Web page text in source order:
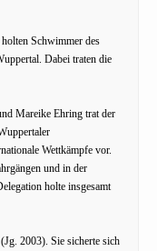
Schwimmer des
Dabei traten die
Mareike Ehring trat der
Wettkämpfe vor.
und in der
holte insgesamt
2003). Sie sicherte sich